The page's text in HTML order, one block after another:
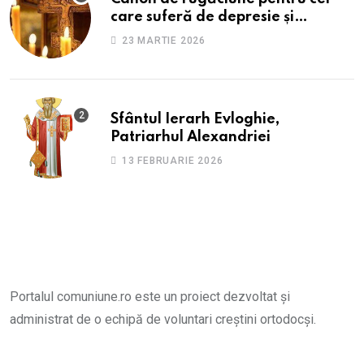
care suferă de depresie și
anxietate
23 MARTIE 2026
Sfântul Ierarh Evloghie,
Patriarhul Alexandriei
13 FEBRUARIE 2026
Portalul comuniune.ro este un proiect dezvoltat și
administrat de o echipă de voluntari creștini ortodocși.